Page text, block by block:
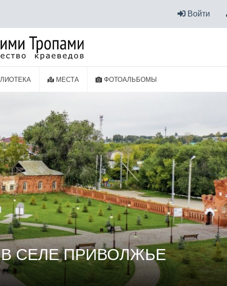
Войти
МЕСТА ФОТОАЛЬБОМЫ
ДВОРЯНСКОМУ РОДУ ОСОРГИНЫХ